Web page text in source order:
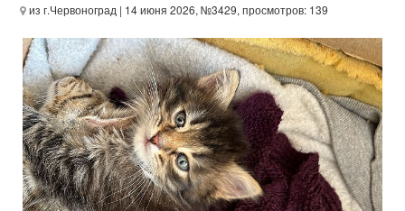
из г.Червоноград | 14 июня 2026, №3429, просмотров: 139